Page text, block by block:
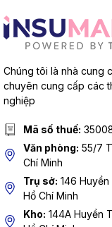
Chúng tôi là nhà cung
chuyên cung cấp các
nghiệp
Mã số thuế:
Văn phòng: 55/7
Chí Minh
Trụ sở: 146
Hồ Chí Minh
Kho: 144A Huyền